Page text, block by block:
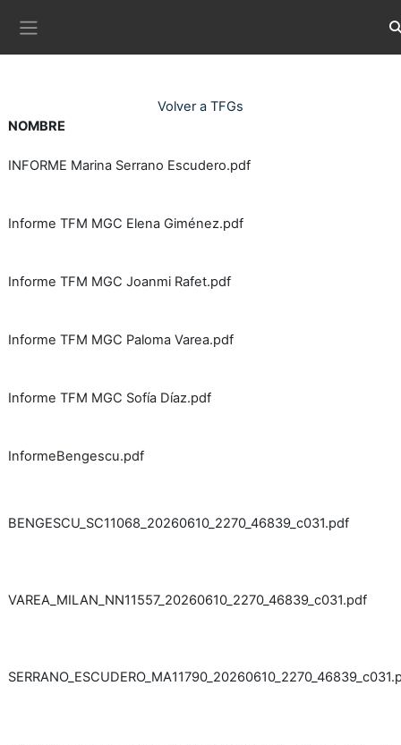
Volver a TFGs
NOMBRE
INFORME Marina Serrano Escudero.pdf
Informe TFM MGC Elena Giménez.pdf
Informe TFM MGC Joanmi Rafet.pdf
Informe TFM MGC Paloma Varea.pdf
Informe TFM MGC Sofía Díaz.pdf
InformeBengescu.pdf
BENGESCU_SC11068_20260610_2270_46839_c031.pdf
VAREA_MILAN_NN11557_20260610_2270_46839_c031.pdf